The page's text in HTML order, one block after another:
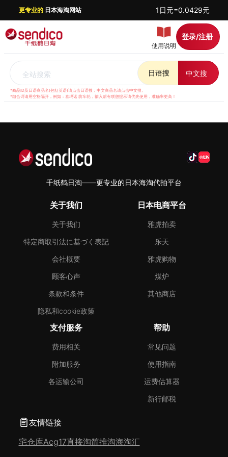
更专业的日本海淘网站 1日元=0.0429元
使用说明
登录/注册
全站搜索 日语搜 中文搜
*商品ID及日语商品名(包括英语)请点击日语搜；中文商品名请点击中文搜。
*组合词请用空格隔开，例如：喜玛诺 纺车轮，输入后有联想提示请优先使用，准确率更高！
千纸鹤日淘——更专业的日本海淘代拍平台
关于我们
关于我们
特定商取引法に基づく表記
会社概要
顾客心声
条款和条件
隐私和cookie政策
日本电商平台
雅虎拍卖
乐天
雅虎购物
煤炉
其他商店
支付服务
费用相关
附加服务
各运输公司
帮助
常见问题
使用指南
运费估算器
新行邮税
友情链接
宅仓库Acg17直接淘简推淘海淘汇